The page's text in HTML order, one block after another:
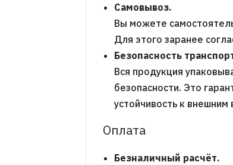
Самовывоз.
Вы можете
Для этого заранее
Безопасность
Вся продукция
безопасности. Это
устойчивость к внешним
Оплата
Безналичный расчёт.